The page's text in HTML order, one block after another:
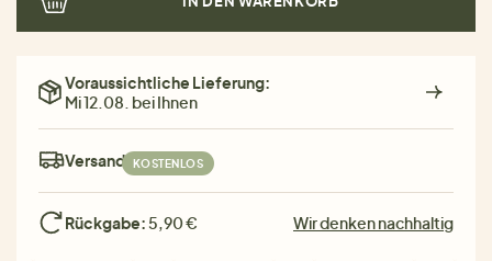
Voraussichtliche Lieferung:
Mi 12.08. bei Ihnen
Versand: KOSTENLOS
Rückgabe: 5,90 € Wir denken nachhaltig